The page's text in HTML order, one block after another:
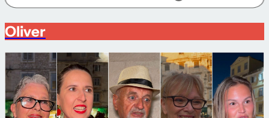
Oliver